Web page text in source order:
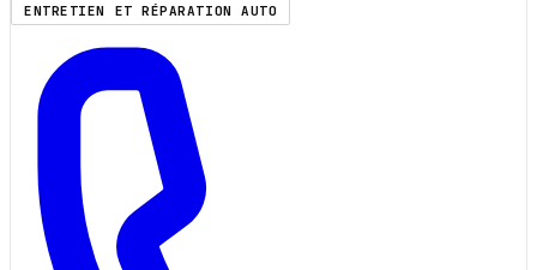
ENTRETIEN ET RÉPARATION AUTO